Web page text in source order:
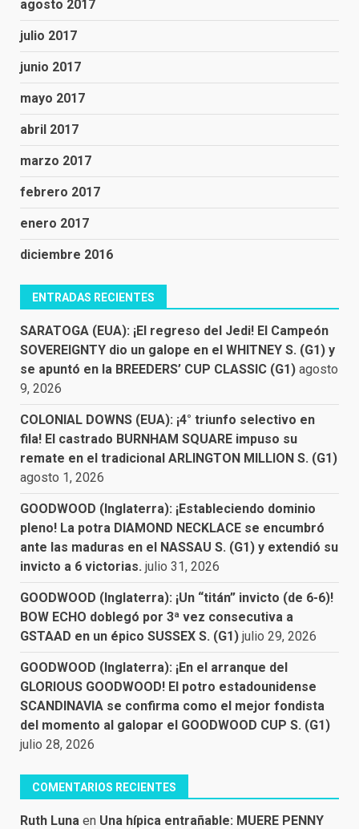
agosto 2017
julio 2017
junio 2017
mayo 2017
abril 2017
marzo 2017
febrero 2017
enero 2017
diciembre 2016
ENTRADAS RECIENTES
SARATOGA (EUA): ¡El regreso del Jedi! El Campeón
SOVEREIGNTY dio un galope en el WHITNEY S. (G1) y
se apuntó en la BREEDERS’ CUP CLASSIC (G1) agosto
9, 2026
COLONIAL DOWNS (EUA): ¡4° triunfo selectivo en
fila! El castrado BURNHAM SQUARE impuso su
remate en el tradicional ARLINGTON MILLION S. (G1)
agosto 1, 2026
GOODWOOD (Inglaterra): ¡Estableciendo dominio
pleno! La potra DIAMOND NECKLACE se encumbró
ante las maduras en el NASSAU S. (G1) y extendió su
invicto a 6 victorias. julio 31, 2026
GOODWOOD (Inglaterra): ¡Un “titán” invicto (de 6-6)!
BOW ECHO doblegó por 3ª vez consecutiva a
GSTAAD en un épico SUSSEX S. (G1) julio 29, 2026
GOODWOOD (Inglaterra): ¡En el arranque del
GLORIOUS GOODWOOD! El potro estadounidense
SCANDINAVIA se confirma como el mejor fondista
del momento al galopar el GOODWOOD CUP S. (G1)
julio 28, 2026
COMENTARIOS RECIENTES
Ruth Luna en Una hípica entrañable: MUERE PENNY